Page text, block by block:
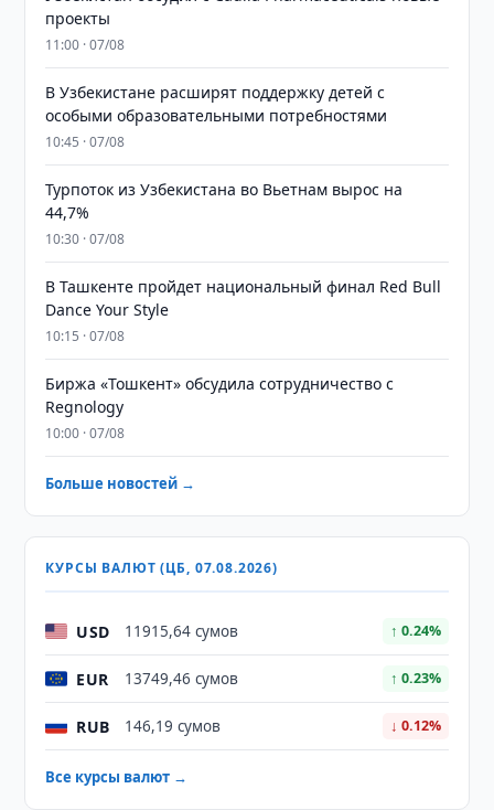
проекты
11:00 · 07/08
В Узбекистане расширят поддержку детей с
особыми образовательными потребностями
10:45 · 07/08
Турпоток из Узбекистана во Вьетнам вырос на
44,7%
10:30 · 07/08
В Ташкенте пройдет национальный финал Red Bull
Dance Your Style
10:15 · 07/08
Биржа «Тошкент» обсудила сотрудничество с
Regnology
10:00 · 07/08
Больше новостей →
КУРСЫ ВАЛЮТ (ЦБ, 07.08.2026)
USD 11915,64 сумов ↑ 0.24%
EUR 13749,46 сумов ↑ 0.23%
RUB 146,19 сумов ↓ 0.12%
Все курсы валют →